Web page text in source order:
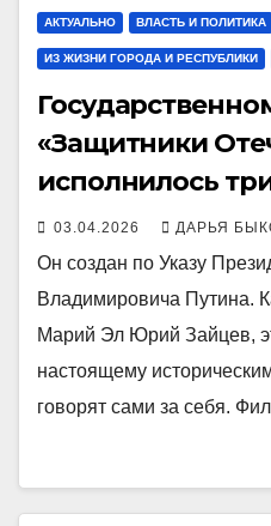
АКТУАЛЬНО ВЛАСТЬ И ПОЛИТИКА
ИЗ ЖИЗНИ ГОРОДА И РЕСПУБЛИКИ
«Защитники
исполнилось
03.04.2026 ДАРЬЯ
Он создан по Указу
Владимировича Путина.
Марий Эл Юрий Зайцев,
настоящему
говорят сами за себя.